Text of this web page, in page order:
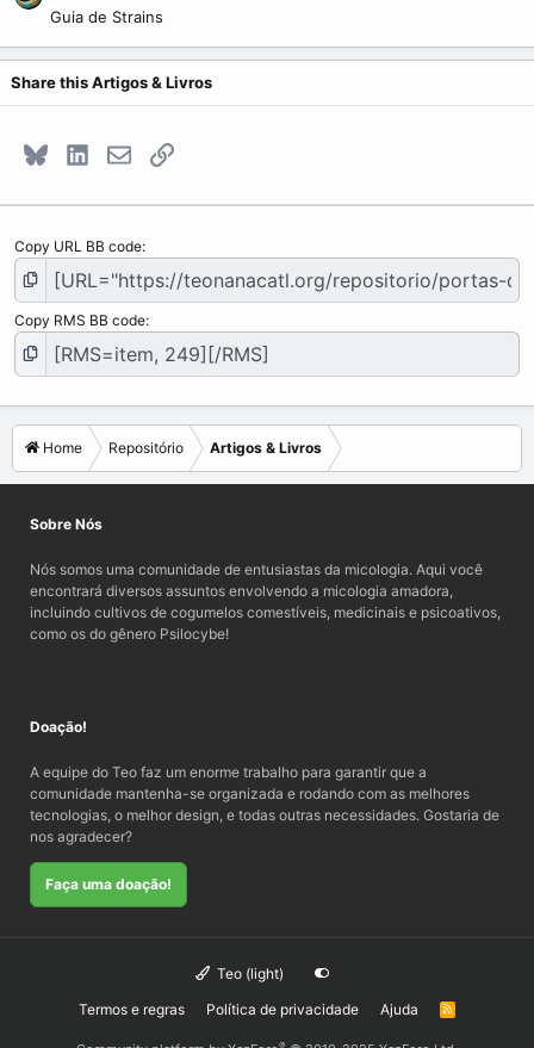
Guia de Strains
Share this Artigos & Livros
Bluesky LinkedInE-mailLink
Copy URL BB code
Copy RMS BB code
Home Repositório Artigos & Livros
Sobre Nós
Nós somos uma comunidade de entusiastas da micologia. Aqui você
encontrará diversos assuntos envolvendo a micologia amadora,
incluindo cultivos de cogumelos comestíveis, medicinais e psicoativos,
como os do gênero Psilocybe!
Doação!
A equipe do Teo faz um enorme trabalho para garantir que a
comunidade mantenha-se organizada e rodando com as melhores
tecnologias, o melhor design, e todas outras necessidades. Gostaria de
nos agradecer?
Faça uma doação!
Teo (light)
Termos e regras
Política de privacidade Ajuda
R
®